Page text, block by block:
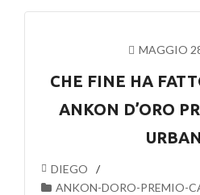
MAGGIO
CHE FINE HA
ANKON D’ORO
DIEGO
ANKON-DORO-PREMIO-